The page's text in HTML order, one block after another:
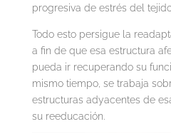
progresiva de estrés del
Todo esto persigue la
a fin de que esa estructura
pueda ir recuperando su
mismo tiempo, se trabaja
estructuras adyacentes de
su reeducación.